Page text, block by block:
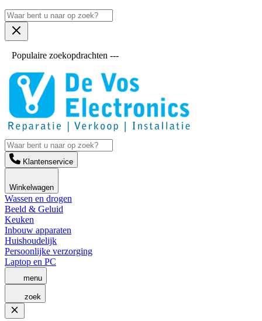
Populaire zoekopdrachten ---
Klantenservice
Winkelwagen
Wassen en drogen
Beeld & Geluid
Keuken
Inbouw apparaten
Huishoudelijk
Persoonlijke verzorging
Laptop en PC
menu
zoek